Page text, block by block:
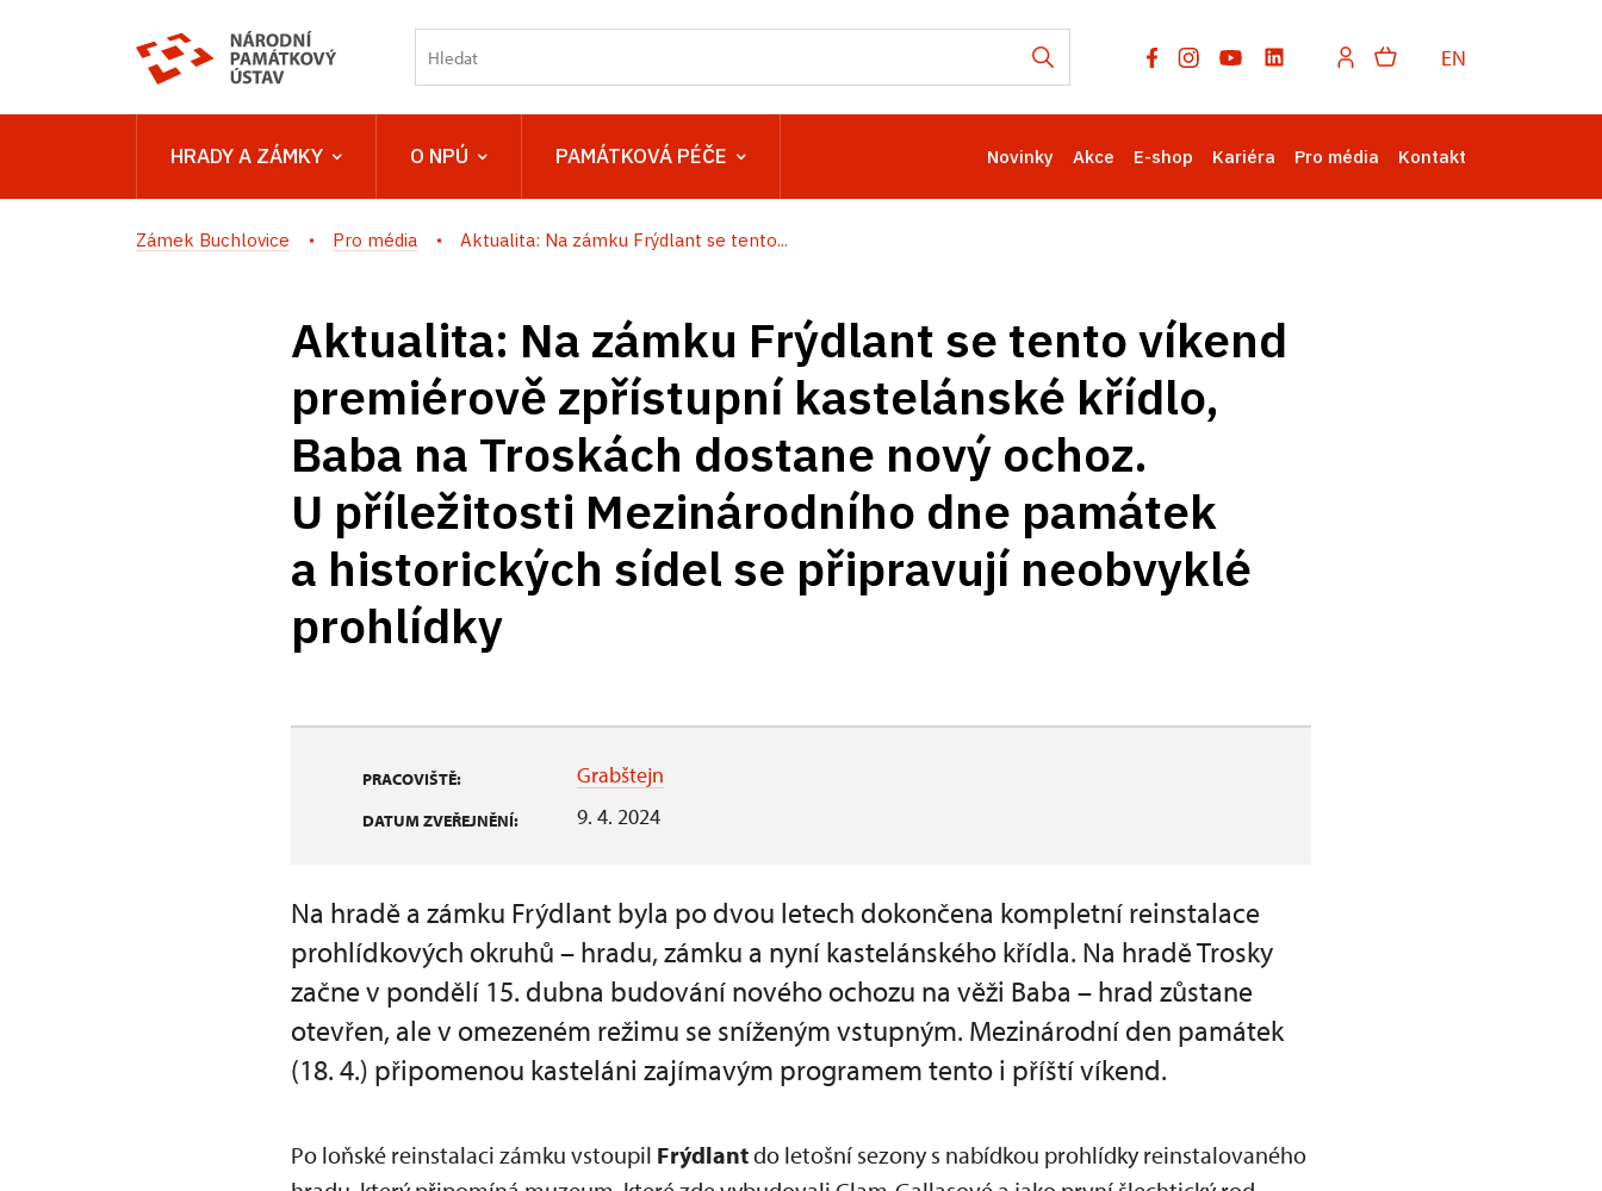
EN
HRADY A ZÁMKY O NPÚ PAMÁTKOVÁ PÉČE Novinky Akce E-shop Kariéra Pro média Kontakt
Zámek Buchlovice Pro média Aktualita: Na zámku Frýdlant se tento...
Aktualita: Na zámku Frýdlant se tento víkend
premiérově zpřístupní kastelánské křídlo,
Baba na Troskách dostane nový ochoz.
U příležitosti Mezinárodního dne památek
a historických sídel se připravují neobvyklé
prohlídky
PRACOVIŠTĚ: Grabštejn
DATUM ZVEŘEJNĚNÍ: 9. 4. 2024
Na hradě a zámku Frýdlant byla po dvou letech dokončena kompletní reinstalace
prohlídkových okruhů – hradu, zámku a nyní kastelánského křídla. Na hradě Trosky
začne v pondělí 15. dubna budování nového ochozu na věži Baba – hrad zůstane
otevřen, ale v omezeném režimu se sníženým vstupným. Mezinárodní den památek
(18. 4.) připomenou kasteláni zajímavým programem tento i příští víkend.
Po loňské reinstalaci zámku vstoupil Frýdlantdo letošní sezony s nabídkou prohlídky reinstalovaného